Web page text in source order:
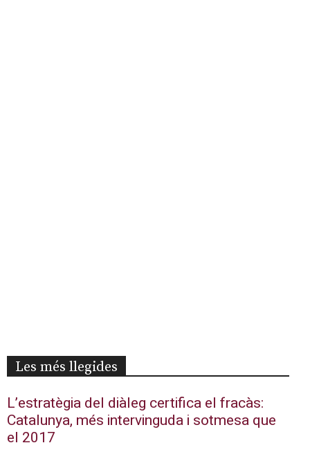
Les més llegides
L’estratègia del diàleg certifica el fracàs:
Catalunya, més intervinguda i sotmesa que
el 2017